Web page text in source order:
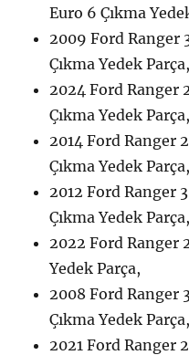
Euro 6 Çıkma
2009 Ford Ranger
Çıkma Yedek Parça,
2024 Ford Ranger
Çıkma Yedek Parça,
2014 Ford Ranger
Çıkma Yedek Parça,
2012 Ford Ranger
Çıkma Yedek Parça,
2022 Ford Ranger
Yedek Parça,
2008 Ford Ranger
Çıkma Yedek Parça,
2021 Ford Ranger